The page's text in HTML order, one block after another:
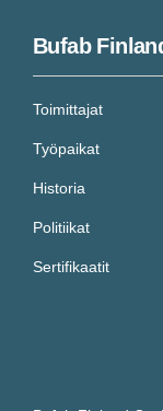
Bufab
Toimittajat
Työpaikat
Historia
Politiikat
Sertifikaatit